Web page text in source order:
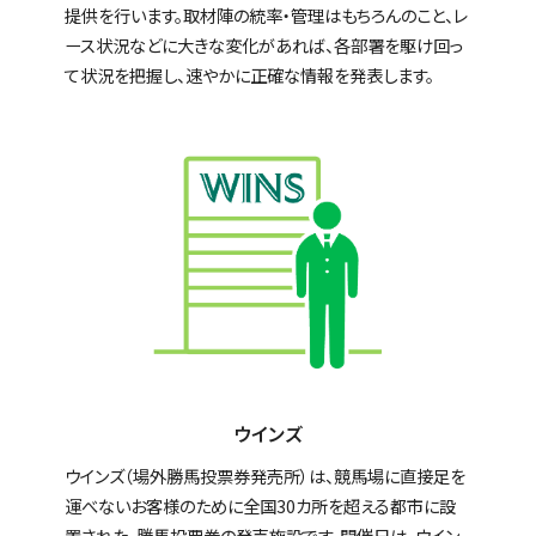
提供を行います。取材陣の統率・管理はもちろんのこと、レ
ース状況などに大きな変化があれば、各部署を駆け回っ
て状況を把握し、速やかに正確な情報を発表します。
ウインズ
ウインズ（場外勝馬投票券発売所）は、競馬場に直接足を
運べないお客様のために全国30カ所を超える都市に設